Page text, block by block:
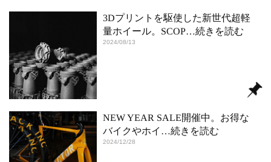
3Dプリントを駆使した新世代超軽
量ホイール。SCOP…続きを読む
2024/08/13
NEW YEAR SALE開催中。お得な
バイクやホイ …続きを読む
2024/12/28